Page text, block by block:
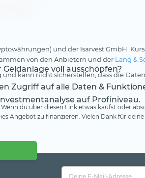
voll ausschöpfen?
Zugriff auf alle Daten &
auf Profiniveau.
und der Isarvest GmbH.
von den Anbietern und der Lang &
kann nicht sicherstellen, dass die
du über diesen Link etwas kaufst oder
Angebot zu finanzieren. Vielen Dank für